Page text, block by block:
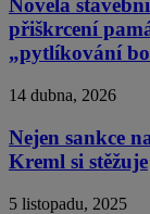
Novela
přiškrcení
„pytlíkování
14 dubna, 2026
Nejen sankce
Kreml si stěžuje
5 listopadu, 2025